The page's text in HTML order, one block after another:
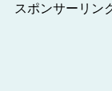
スポンサーリン